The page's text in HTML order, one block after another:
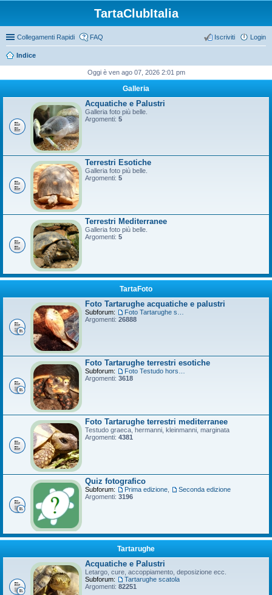
TartaClubItalia
Collegamenti Rapidi FAQ Login
Iscriviti
Indice
Oggi è ven ago 07, 2026 2:01 pm
Galleria
Acquatiche e Palustri
Galleria foto più belle.
Argomenti: 5
Terrestri Esotiche
Galleria foto più belle.
Argomenti: 5
Terrestri Mediterranee
Galleria foto più belle.
Argomenti: 5
TartaFoto
Foto Tartarughe acquatiche e palustri
Subforum:
Argomenti: 26888
Foto Tartarughe terrestri esotiche
Subforum:
Argomenti: 3618
Foto Tartarughe terrestri mediterranee
Testudo graeca, hermanni, kleinmanni, marginata
Argomenti: 4381
Quiz fotografico
Subforum: Prima edizione
Seconda edizione
Argomenti: 3196
Tartarughe
Acquatiche e Palustri
Letargo, cure, accoppiamento, deposizione ecc.
Subforum:
Tartarughe scatola
Argomenti: 82251